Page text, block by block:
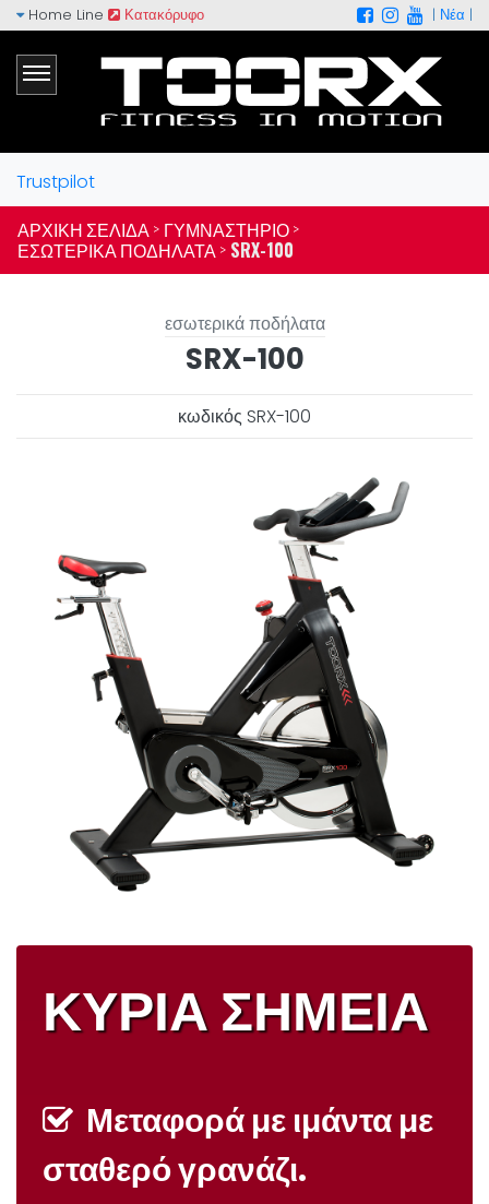
Home Line Κατακόρυφο | Νέα |
Trustpilot
ΑΡΧΙΚΉ ΣΕΛΊΔΑ > ΓΥΜΝΑΣΤΉΡΙΟ >
ΕΣΩΤΕΡΙΚΆ ΠΟΔΉΛΑΤΑ > SRX-100
εσωτερικά ποδήλατα
SRX-100
κωδικός SRX-100
ΚΥΡΙΑ ΣΗΜΕΙΑ
Μεταφορά με ιμάντα με
σταθερό γρανάζι.